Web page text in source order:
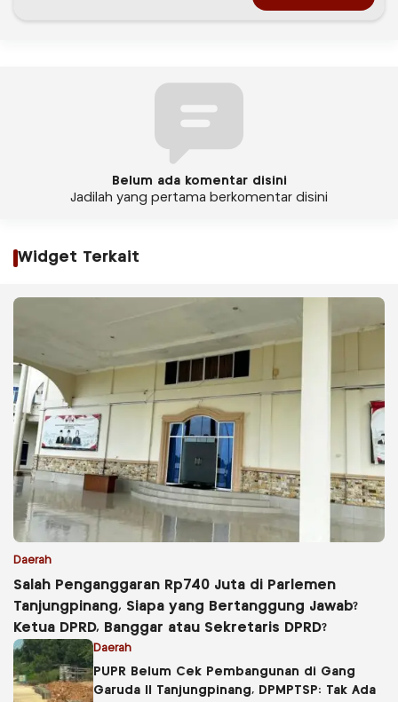
Belum ada komentar disini
Jadilah yang pertama berkomentar disini
Widget Terkait
Daerah
Salah Penganggaran Rp740 Juta di Parlemen
Tanjungpinang, Siapa yang Bertanggung Jawab?
Ketua DPRD, Banggar atau Sekretaris DPRD?
Daerah
PUPR Belum Cek Pembangunan di Gang
Garuda II Tanjungpinang, DPMPTSP: Tak Ada